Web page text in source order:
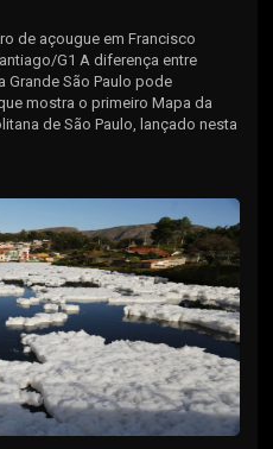
de açougue em Francisco
G1 A diferença entre
Grande São Paulo pode
mostra o primeiro Mapa da
de São Paulo, lançado nesta